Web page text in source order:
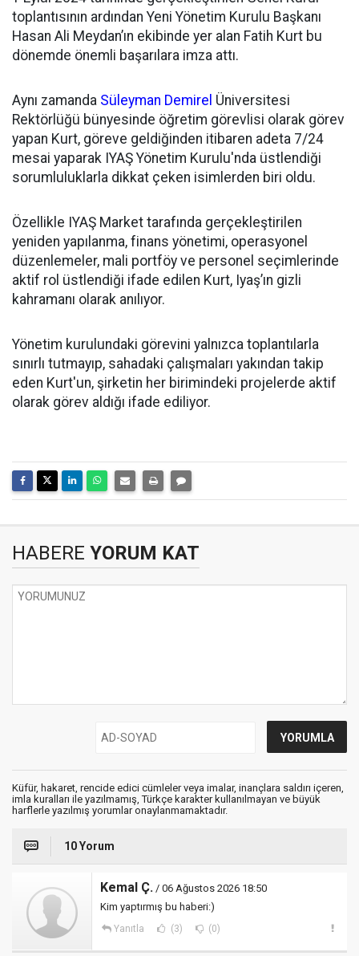
toplantısının ardından Yeni Yönetim Kurulu Başkanı
Hasan Ali Meydan’ın ekibinde yer alan Fatih Kurt bu
dönemde önemli başarılara imza attı.
Aynı zamanda Süleyman Demirel Üniversitesi
Rektörlüğü bünyesinde öğretim görevlisi olarak görev
yapan Kurt, göreve geldiğinden itibaren adeta 7/24
mesai yaparak IYAŞ Yönetim Kurulu'nda üstlendiği
sorumluluklarla dikkat çeken isimlerden biri oldu.
Özellikle IYAŞ Market tarafında gerçekleştirilen
yeniden yapılanma, finans yönetimi, operasyonel
düzenlemeler, mali portföy ve personel seçimlerinde
aktif rol üstlendiği ifade edilen Kurt, Iyaş’ın gizli
kahramanı olarak anılıyor.
Yönetim kurulundaki görevini yalnızca toplantılarla
sınırlı tutmayıp, sahadaki çalışmaları yakından takip
eden Kurt'un, şirketin her birimindeki projelerde aktif
olarak görev aldığı ifade ediliyor.
HABERE YORUM KAT
Küfür, hakaret, rencide edici cümleler veya imalar, inançlara saldırı içeren,
imla kuralları ile yazılmamış, Türkçe karakter kullanılmayan ve büyük
harflerle yazılmış yorumlar onaylanmamaktadır.
10 Yorum
Kemal Ç. / 06 Ağustos 2026 18:50
Kim yaptırmış bu haberi:)
Yanıtla (3) (0)